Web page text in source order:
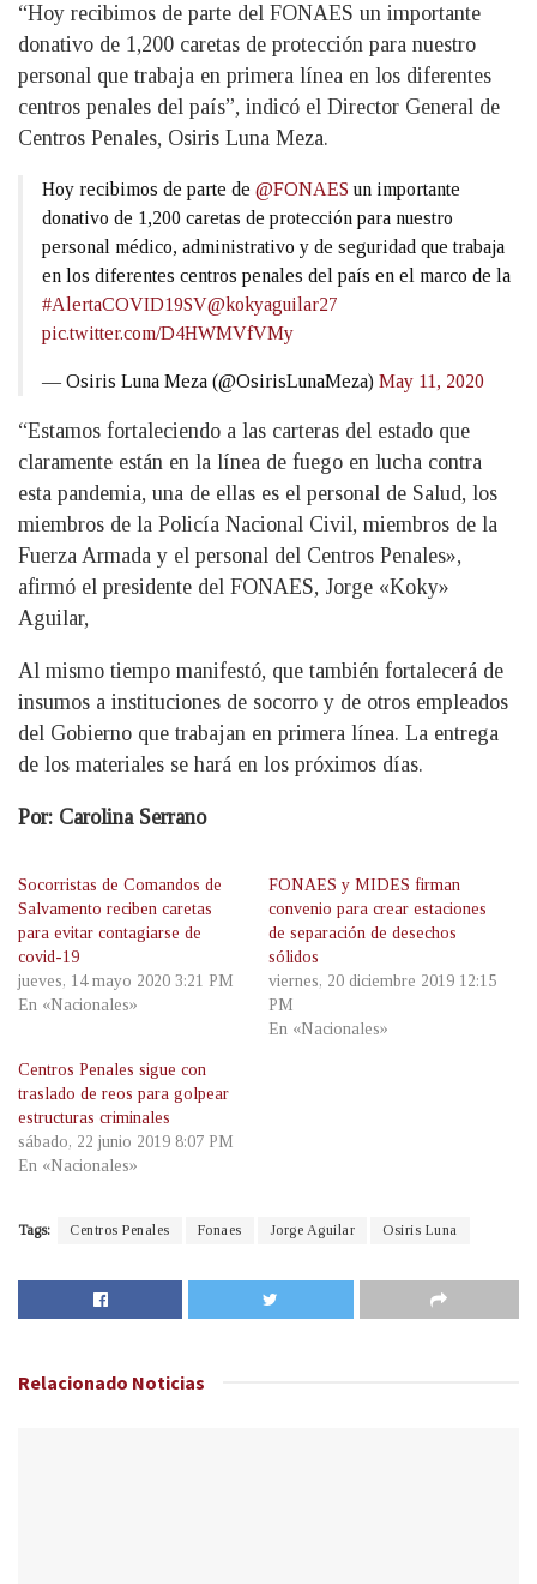
“Hoy recibimos de parte del FONAES un importante
donativo de 1,200 caretas de protección para nuestro
personal que trabaja en primera línea en los diferentes
centros penales del país”, indicó el Director General de
Centros Penales, Osiris Luna Meza.
Hoy recibimos de parte de @FONAES un importante
donativo de 1,200 caretas de protección para nuestro
personal médico, administrativo y de seguridad que trabaja
en los diferentes centros penales del país en el marco de la
#AlertaCOVID19SV@kokyaguilar27
pic.twitter.com/D4HWMVfVMy
— Osiris Luna Meza (@OsirisLunaMeza) May 11, 2020
“Estamos fortaleciendo a las carteras del estado que
claramente están en la línea de fuego en lucha contra
esta pandemia, una de ellas es el personal de Salud, los
miembros de la Policía Nacional Civil, miembros de la
Fuerza Armada y el personal del Centros Penales»,
afirmó el presidente del FONAES, Jorge «Koky»
Aguilar,
Al mismo tiempo manifestó, que también fortalecerá de
insumos a instituciones de socorro y de otros empleados
del Gobierno que trabajan en primera línea. La entrega
de los materiales se hará en los próximos días.
Por: Carolina Serrano
Socorristas de Comandos de
Salvamento reciben caretas
para evitar contagiarse de
covid-19
jueves, 14 mayo 2020 3:21 PM
En «Nacionales»
FONAES y MIDES firman
convenio para crear estaciones
de separación de desechos
sólidos
viernes, 20 diciembre 2019 12:15
PM
En «Nacionales»
Centros Penales sigue con
traslado de reos para golpear
estructuras criminales
sábado, 22 junio 2019 8:07 PM
En «Nacionales»
Tags: Centros Penales Fonaes Jorge Aguilar Osiris Luna
Relacionado Noticias